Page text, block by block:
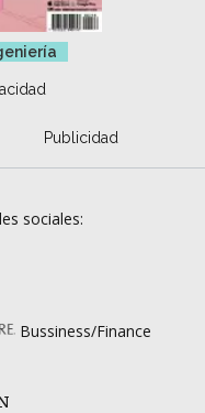
Publicidad
sociales:
Bussiness/Finance